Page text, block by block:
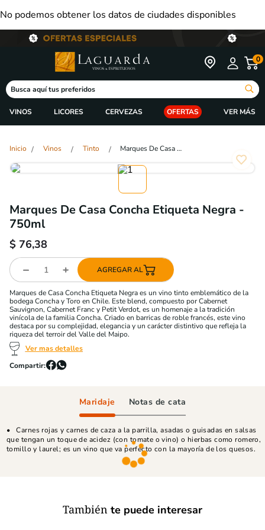
No podemos obtener los datos de ciudades disponibles
0
Busca aquí tus preferidos
VINOS LICORES CERVEZAS OFERTAS
Vinos Tinto Marques De Casa Concha Etiqueta Negra - 750ml
Marques De Casa Concha Etiqueta Negra -
750ml
$ 76,38
AGREGAR AL
Marques de Casa Concha Etiqueta Negra es un vino tinto emblemático de la
bodega Concha y Toro en Chile. Este blend, compuesto por Cabernet
Sauvignon, Cabernet Franc y Petit Verdot, es un homenaje a la tradición
vinícola de la familia Concha. Criado en barricas de roble francés, este vino
destaca por su complejidad, elegancia y un carácter distintivo que refleja la
riqueza del terroir del Valle del Maipo.
Ver mas detalles
Maridaje Notas de cata
Carnes rojas y carnes de caza a la parrilla, asadas o guisadas en salsas
que tengan un toque de acidez (con tomate o vino) o hierbas como romero,
tomillo y laurel; es un vino que va perfecto con la mayoría de los quesos.
También te puede interesar